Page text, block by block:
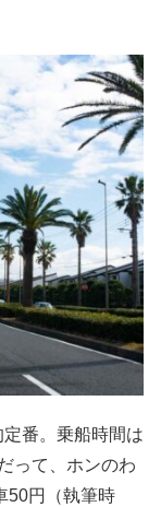
番。乗船時間は
って、ホンのわ
50円（執筆時